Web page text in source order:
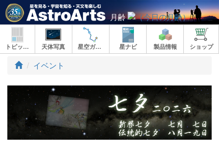
月齢
トピックス 天体写真 星空ガイド 星ナビ 製品情報 ショップ
ト
プ
イベント